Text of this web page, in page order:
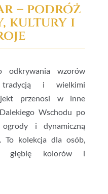
– podróż
kultury i
wzorów
tradycją i wielkimi
przenosi w inne
Wschodu po
ogrody i dynamiczną
To kolekcja dla osób,
głębię kolorów i